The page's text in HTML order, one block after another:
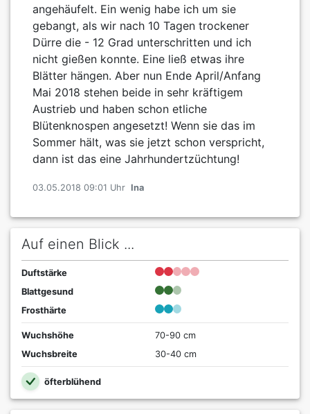
angehäufelt. Ein wenig habe ich um sie
gebangt, als wir nach 10 Tagen trockener
Dürre die - 12 Grad unterschritten und ich
nicht gießen konnte. Eine ließ etwas ihre
Blätter hängen. Aber nun Ende April/Anfang
Mai 2018 stehen beide in sehr kräftigem
Austrieb und haben schon etliche
Blütenknospen angesetzt! Wenn sie das im
Sommer hält, was sie jetzt schon verspricht,
dann ist das eine Jahrhundertzüchtung!
03.05.2018 09:01 Uhr Ina
Auf einen Blick ...
Duftstärke
Blattgesund
Frosthärte
Wuchshöhe
70-90 cm
Wuchsbreite
30-40 cm
öfterblühend